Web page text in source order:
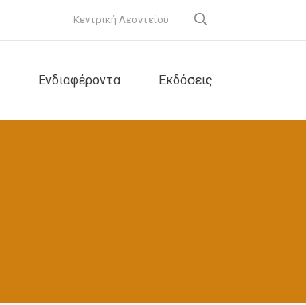
Κεντρική Λεοντείου
Ενδιαφέροντα Εκδόσεις